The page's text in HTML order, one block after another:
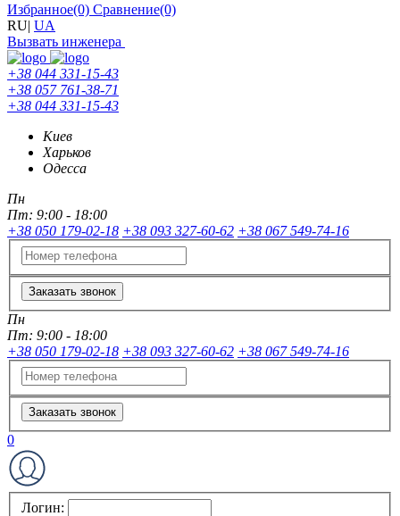
Избранное(0) Сравнение(0)
RU| UA
Вызвать инженера
+38 044 331-15-43
+38 057 761-38-71
+38 044 331-15-43
Киев
Харьков
Одесса
Пн
Пт: 9:00 - 18:00
+38 050 179-02-18 +38 093 327-60-62 +38 067 549-74-16
Заказать звонок
Пн
Пт: 9:00 - 18:00
+38 050 179-02-18 +38 093 327-60-62 +38 067 549-74-16
Заказать звонок
0
Логин: